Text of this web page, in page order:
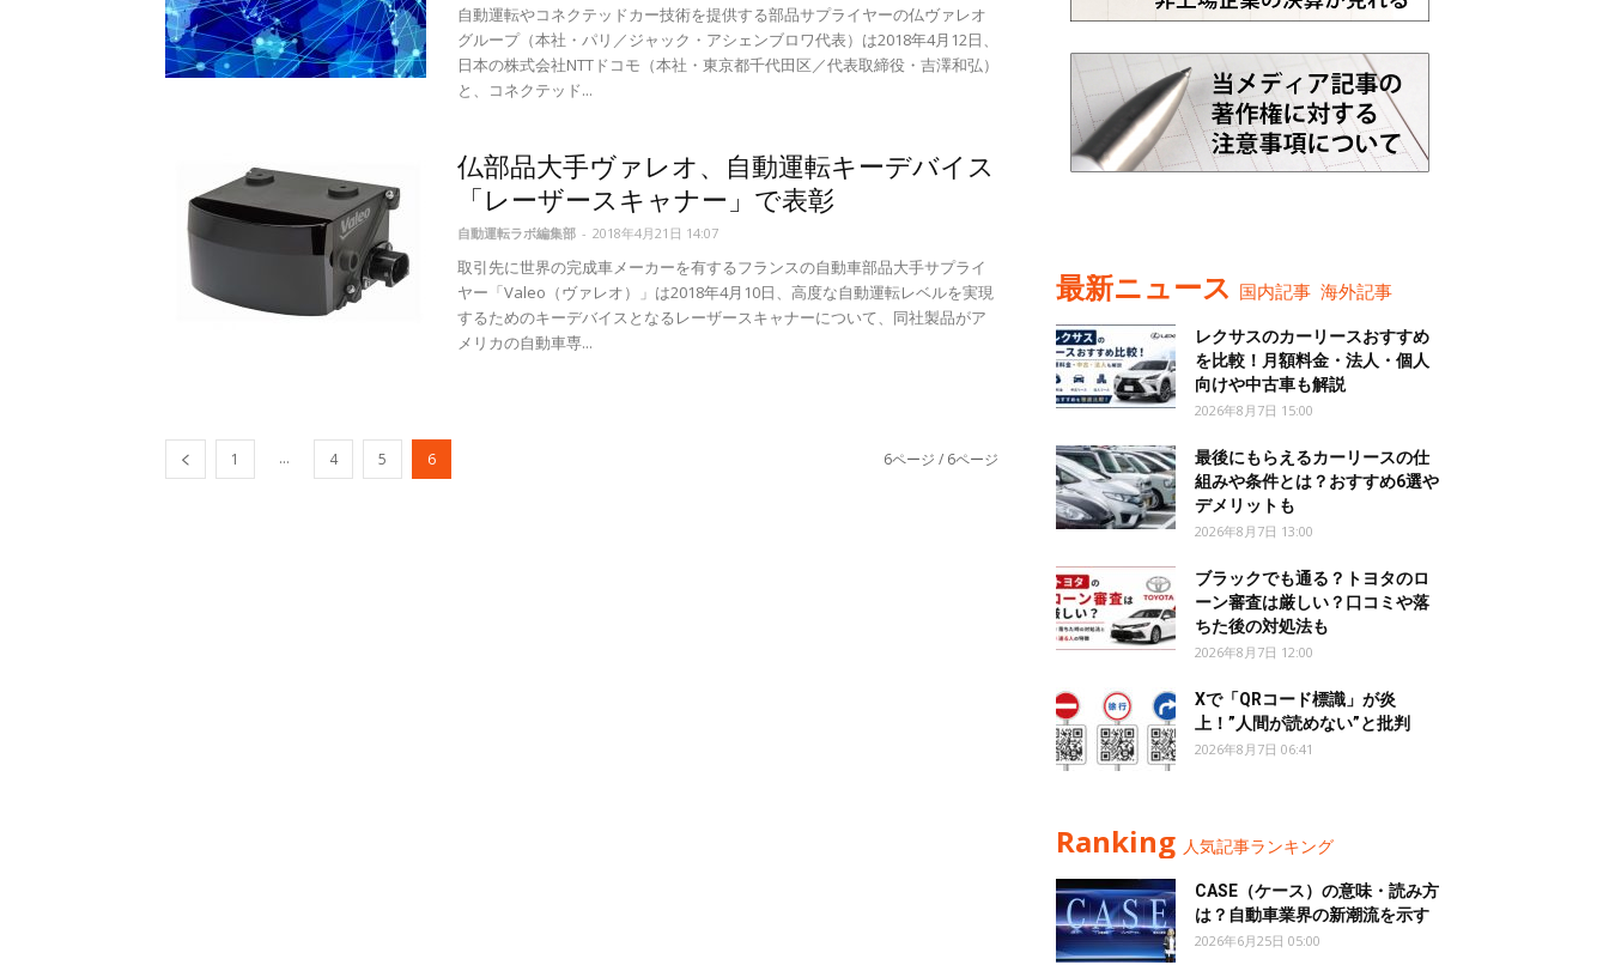
自動運転やコネクテッドカー技術を提供する部品サプライヤーの仏ヴァレオ
グループ（本社・パリ／ジャック・アシェンブロワ代表）は2018年4月12日、
日本の株式会社NTTドコモ（本社・東京都千代田区／代表取締役・吉澤和弘）
と、コネクテッド...
仏部品大手ヴァレオ、自動運転キーデバイス
「レーザースキャナー」で表彰
自動運転ラボ編集部 - 2018年4月21日 14:07
取引先に世界の完成車メーカーを有するフランスの自動車部品大手サプライ
ヤー「Valeo（ヴァレオ）」は2018年4月10日、高度な自動運転レベルを実現
するためのキーデバイスとなるレーザースキャナーについて、同社製品がア
メリカの自動車専...
1 ... 4 5 6 6ページ / 6ページ
最新ニュース 国内記事 海外記事
レクサスのカーリースおすすめ
を比較！月額料金・法人・個人
向けや中古車も解説
2026年8月7日 15:00
最後にもらえるカーリースの仕
組みや条件とは？おすすめ6選や
デメリットも
2026年8月7日 13:00
ブラックでも通る？トヨタのロ
ーン審査は厳しい？口コミや落
ちた後の対処法も
2026年8月7日 12:00
Xで「QRコード標識」が炎
上！”人間が読めない”と批判
2026年8月7日 06:41
Ranking 人気記事ランキング
CASE（ケース）の意味・読み方
は？自動車業界の新潮流を示す
2026年6月25日 05:00